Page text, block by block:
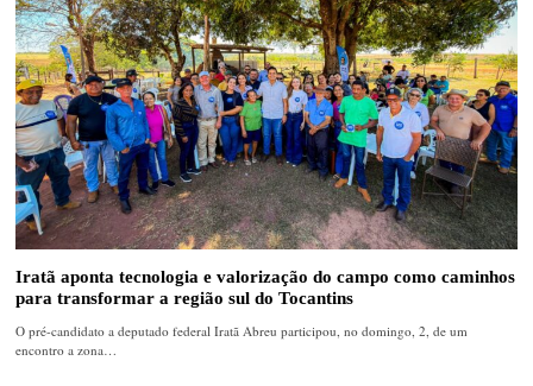
Iratã aponta tecnologia e valorização do campo como caminhos
para transformar a região sul do Tocantins
O pré-candidato a deputado federal Iratã Abreu participou, no domingo, 2, de um
encontro a zona…